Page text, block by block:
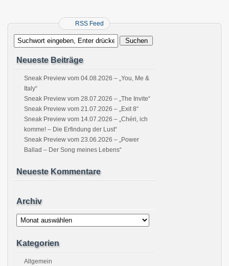
RSS Feed
Neueste Beiträge
Sneak Preview vom 04.08.2026 – „You, Me &
Italy“
Sneak Preview vom 28.07.2026 – „The Invite“
Sneak Preview vom 21.07.2026 – „Exit 8“
Sneak Preview vom 14.07.2026 – „Chéri, ich
komme! – Die Erfindung der Lust“
Sneak Preview vom 23.06.2026 – „Power
Ballad – Der Song meines Lebens“
Neueste Kommentare
Archiv
Archiv
Kategorien
Allgemein